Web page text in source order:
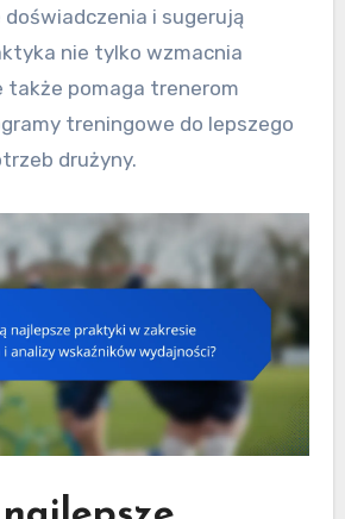
i sugerują
nie tylko wzmacnia
także pomaga trenerom
treningowe do lepszego
drużyny.